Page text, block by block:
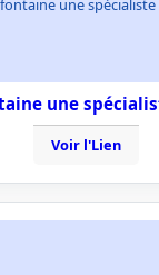
une
Voir l'Lien